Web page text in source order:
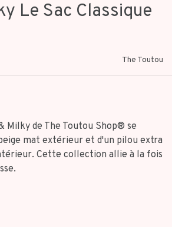
Le Sac Classique
The Toutou
Milky de The Toutou Shop® se
mat extérieur et d'un pilou extra
Cette collection allie à la fois